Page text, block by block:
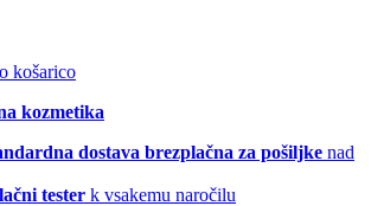
košarico
kozmetika
dostava brezplačna za pošiljke nad
tester k vsakemu naročilu